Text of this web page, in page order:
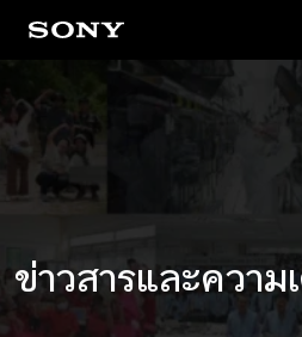
ข่าวสารและควา